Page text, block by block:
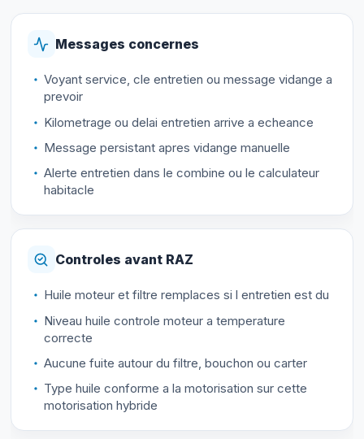
Messages concernes
Voyant service, cle entretien ou message vidange a
prevoir
Kilometrage ou delai entretien arrive a echeance
Message persistant apres vidange manuelle
Alerte entretien dans le combine ou le calculateur
habitacle
Controles avant RAZ
Huile moteur et filtre remplaces si l entretien est du
Niveau huile controle moteur a temperature
correcte
Aucune fuite autour du filtre, bouchon ou carter
Type huile conforme a la motorisation sur cette
motorisation hybride